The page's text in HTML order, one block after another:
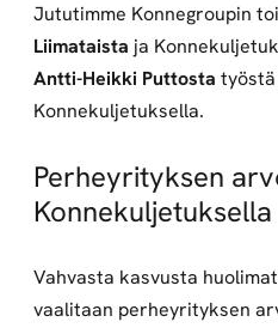
Jututimme Konnegroupin
Liimataista ja
Antti-Heikki Puttosta
Konnekuljetuksella.
Perheyrityksen
Konnekuljetuksella
Vahvasta kasvusta
vaalitaan perheyrityksen